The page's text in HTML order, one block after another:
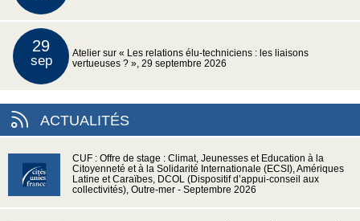
29
sep
Atelier sur « Les relations élu-techniciens : les liaisons
vertueuses ? », 29 septembre 2026
ACTUALITÉS
CUF : Offre de stage : Climat, Jeunesses et Education à la
Citoyenneté et à la Solidarité Internationale (ECSI), Amériques
Latine et Caraïbes, DCOL (Dispositif d’appui-conseil aux
collectivités), Outre-mer - Septembre 2026